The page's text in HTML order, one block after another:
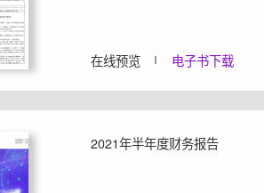
在线预览 电子书下载
2021年半年度财务报告